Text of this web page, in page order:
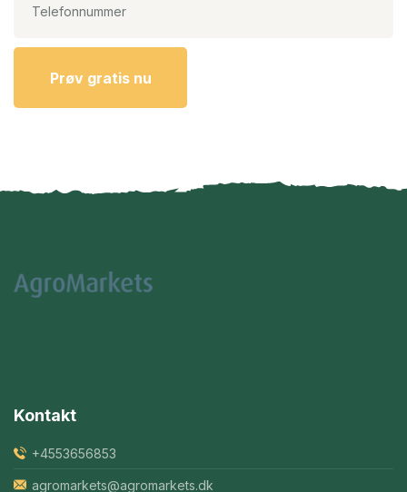
Prøv gratis nu
Kontakt
+4553656853
agromarkets@agromarkets.dk